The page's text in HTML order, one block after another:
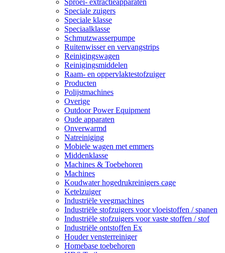
Speciale zuigers
Speciale klasse
Speciaalklasse
Schmutzwasserpumpe
Ruitenwisser en vervangstrips
Reinigingswagen
Reinigingsmiddelen
Raam- en oppervlaktestofzuiger
Producten
Polijstmachines
Overige
Outdoor Power Equipment
Oude apparaten
Onverwarmd
Natreiniging
Mobiele wagen met emmers
Middenklasse
Machines & Toebehoren
Machines
Koudwater hogedrukreinigers cage
Ketelzuiger
Industriële veegmachines
Industriële stofzuigers voor vloeistoffen / spanen
Industriële stofzuigers voor vaste stoffen / stof
Industriële ontstoffen Ex
Houder vensterreiniger
Homebase toebehoren